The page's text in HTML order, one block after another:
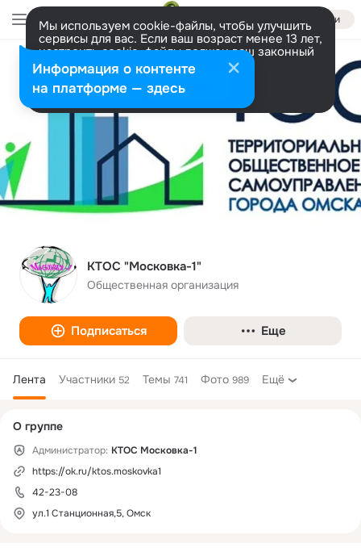
Войти
Мы используем cookie-файлы, чтобы улучшить
сервисы для вас. Если ваш возраст менее 13 лет,
настроить cookie-файлы должен ваш законный
представитель. Больше информации
Разрешить все Настроить
КТОС "Московка-1"
Общественная организация
Подписаться Еще
Лента Участники 52 Темы 741 Фото 989 Ещё
колонка
О группе
Администратор: КТОС Московка-1
https://ok.ru/ktos.moskovka1
42-23-08
ул.1 Станционная,5, Омск
Информация о контенте
на платформе — здесь